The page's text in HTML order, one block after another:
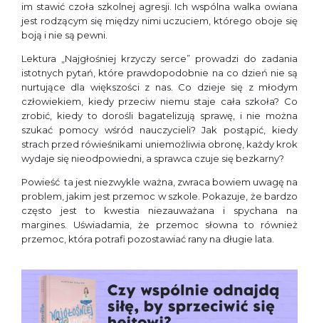
im stawić czoła szkolnej agresji. Ich wspólna walka owiana
jest rodzącym się między nimi uczuciem, którego oboje się
boją i nie są pewni.
Lektura „Najgłośniej krzyczy serce” prowadzi do zadania
istotnych pytań, które prawdopodobnie na co dzień nie są
nurtujące dla większości z nas. Co dzieje się z młodym
człowiekiem, kiedy przeciw niemu staje cała szkoła? Co
zrobić, kiedy to dorośli bagatelizują sprawę, i nie można
szukać pomocy wśród nauczycieli? Jak postąpić, kiedy
strach przed rówieśnikami uniemożliwia obronę, każdy krok
wydaje się nieodpowiedni, a sprawca czuje się bezkarny?
Powieść ta jest niezwykle ważna, zwraca bowiem uwagę na
problem, jakim jest przemoc w szkole. Pokazuje, że bardzo
często jest to kwestia niezauważana i spychana na
margines. Uświadamia, że przemoc słowna to również
przemoc, która potrafi pozostawiać rany na długie lata.